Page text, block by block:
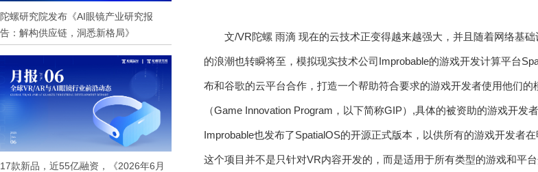
陀螺研究院发布《AI眼镜产业研究报
告：解构供应链，洞悉新格局》
17款新品，近55亿融资，《2026年6月
文/VR陀螺 雨滴 现在的云技术正变得越来越强大，并且随着网络基
的浪潮也转瞬将至，模拟现实技术公司Improbable的游戏开发计算平台
布和谷歌的云平台合作，打造一个帮助符合要求的游戏开发者使用他们
（Game Innovation Program，以下简称GIP）,具体的被资助的游戏开发
Improbable也发布了SpatialOS的开源正式版本，以供所有的游戏开发者
这个项目并不是只针对VR内容开发的，而是适用于所有类型的游戏和平